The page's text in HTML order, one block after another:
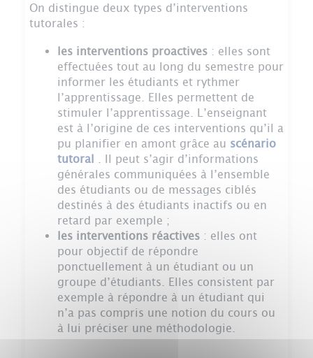
On distingue deux types d’interventions
tutorales :
les interventions proactives : elles sont
effectuées tout au long du semestre pour
informer les étudiants et rythmer
l’apprentissage. Elles permettent de
stimuler l’apprentissage. L’enseignant
est à l’origine de ces interventions qu’il a
pu planifier en amont grâce au scénario
tutoral . Il peut s’agir d’informations
générales communiquées à l’ensemble
des étudiants ou de messages ciblés
destinés à des étudiants inactifs ou en
retard par exemple ;
les interventions réactives : elles ont
pour objectif de répondre
ponctuellement à un étudiant ou un
groupe d’étudiants. Elles consistent par
exemple à répondre à un étudiant qui
n’a pas compris une notion du cours ou
à lui préciser une méthodologie.